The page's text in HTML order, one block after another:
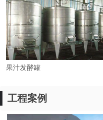
果汁发酵罐
工程案例